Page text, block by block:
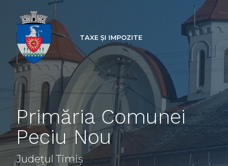
TAXE ȘI IMPOZITE
Primăria Comunei
Peciu Nou
Județul Timiș